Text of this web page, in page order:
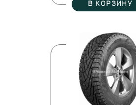
В КОРЗИНУ